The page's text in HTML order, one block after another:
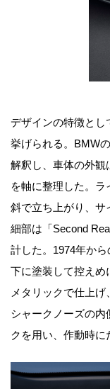
デザインの特徴と
挙げられる。BMW
解釈し、車体の外観
を軸に整理した。
斜で立ち上がり、サ
細部は「Second
計した。1974年か
下に塗装して控えめ
メタリックで仕上げ
シャークノーズの内
クを用い、作動時に